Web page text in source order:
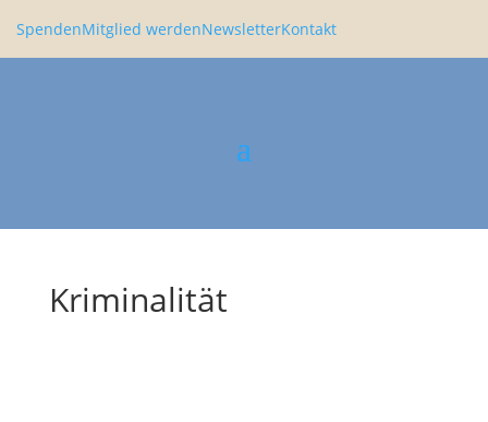
SpendenMitglied werdenNewsletterKontakt
Kriminalität